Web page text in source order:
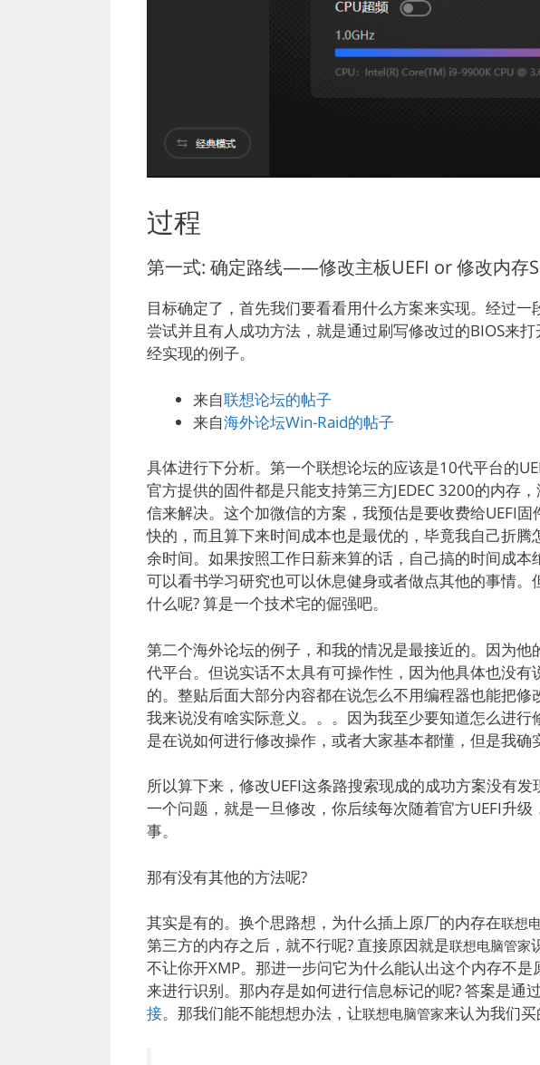
过程
第一式: 确定路线——修改主板UEFI or 修改内存
目标确定了，首先我们要看看用什么方案来实现。经过
尝试并且有人成功方法，就是通过刷写修改过的BIOS来
经实现的例子。
来自联想论坛的帖子
来自海外论坛Win-Raid的帖子
具体进行下分析。第一个联想论坛的应该是10代平台的
官方提供的固件都是只能支持第三方JEDEC 3200的内存
信来解决。这个加微信的方案，我预估是要收费给UEFI
快的，而且算下来时间成本也是最优的，毕竟我自己折
余时间。如果按照工作日薪来算的话，自己搞的时间成
可以看书学习研究也可以休息健身或者做点其他的事情
什么呢? 算是一个技术宅的倔强吧。
第二个海外论坛的例子，和我的情况是最接近的。因为他
代平台。但说实话不太具有可操作性，因为他具体也没有
的。整贴后面大部分内容都在说怎么不用编程器也能把
我来说没有啥实际意义。。。因为我至少要知道怎么进
是在说如何进行修改操作，或者大家基本都懂，但是我确
所以算下来，修改UEFI这条路搜索现成的成功方案没有
一个问题，就是一旦修改，你后续每次随着官方UEFI升
事。
那有没有其他的方法呢?
其实是有的。换个思路想，为什么插上原厂的内存在联想
第三方的内存之后，就不行呢? 直接原因就是联想电脑管家
不让你开XMP。那进一步问它为什么能认出这个内存不
来进行识别。那内存是如何进行信息标记的呢? 答案是通
接。那我们能不能想想办法，让联想电脑管家来认为我们